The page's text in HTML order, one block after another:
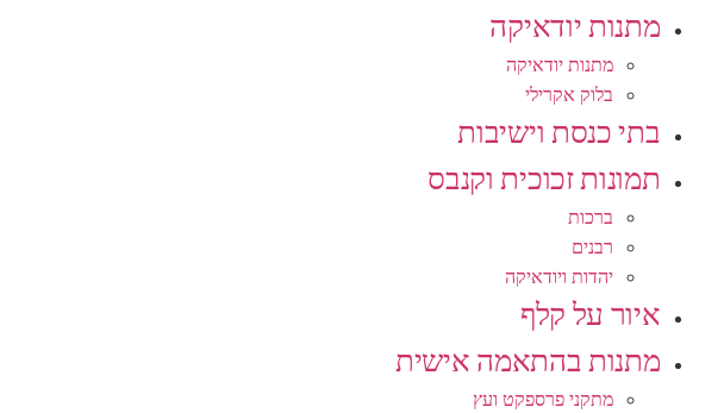
מתנות יודאיקה
מתנות יודאיקה
בלוק אקרילי
בתי כנסת וישיבות
תמונות זכוכית וקנבס
ברכות
רבנים
יהדות ויודאיקה
איור על קלף
מתנות בהתאמה אישית
מתקני פרספקט ועץ